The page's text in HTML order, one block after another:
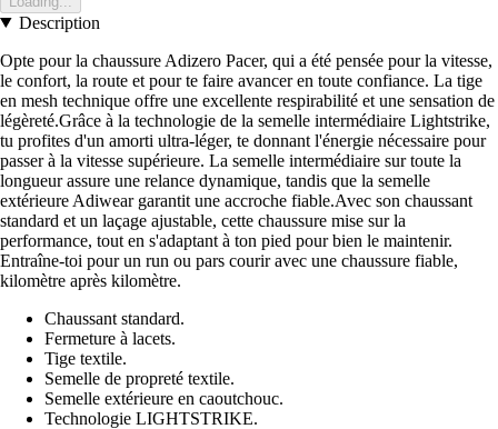
Description
Opte pour la chaussure Adizero Pacer, qui a été pensée pour la vitesse,
le confort, la route et pour te faire avancer en toute confiance. La tige
en mesh technique offre une excellente respirabilité et une sensation de
légèreté.Grâce à la technologie de la semelle intermédiaire Lightstrike,
tu profites d'un amorti ultra-léger, te donnant l'énergie nécessaire pour
passer à la vitesse supérieure. La semelle intermédiaire sur toute la
longueur assure une relance dynamique, tandis que la semelle
extérieure Adiwear garantit une accroche fiable.Avec son chaussant
standard et un laçage ajustable, cette chaussure mise sur la
performance, tout en s'adaptant à ton pied pour bien le maintenir.
Entraîne-toi pour un run ou pars courir avec une chaussure fiable,
kilomètre après kilomètre.
Chaussant standard.
Fermeture à lacets.
Tige textile.
Semelle de propreté textile.
Semelle extérieure en caoutchouc.
Technologie LIGHTSTRIKE.